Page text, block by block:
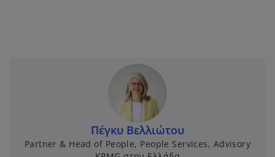
Πέγκυ Βελλιώτου
Partner & Head of People, People Services, Advisory